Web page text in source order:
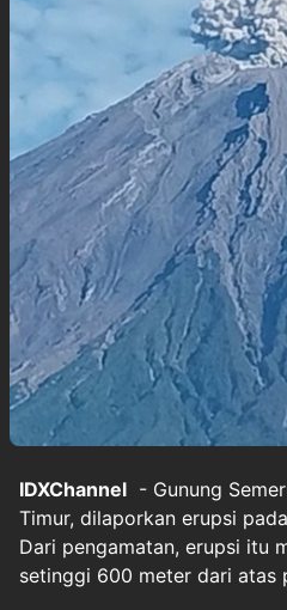
IDXChannel - Gunung
Timur, dilaporkan erupsi
Dari pengamatan, erupsi itu
setinggi 600 meter dari atas